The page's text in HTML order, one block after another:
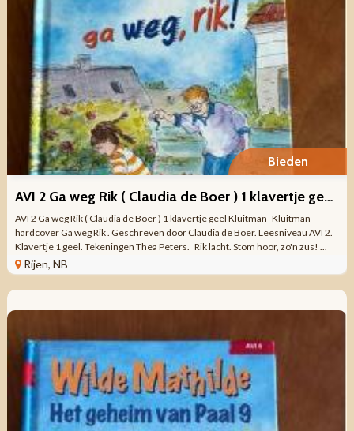
Bieden
AVI 2 Ga weg Rik ( Claudia de Boer ) 1 klavertje geel Kluitman
AVI 2 Ga weg Rik ( Claudia de Boer ) 1 klavertje geel Kluitman Kluitman
hardcover Ga weg Rik . Geschreven door Claudia de Boer. Leesniveau AVI 2.
Klavertje 1 geel. Tekeningen Thea Peters. Rik lacht. Stom hoor, zo'n zus! ...
Rijen, NB